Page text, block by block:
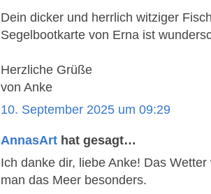
Dein dicker und herrlich witziger
Segelbootkarte von Erna ist
Herzliche Grüße
von Anke
10. September 2025 um 09:29
AnnasArt hat gesagt…
Ich danke dir, liebe Anke! Das
man das Meer besonders.